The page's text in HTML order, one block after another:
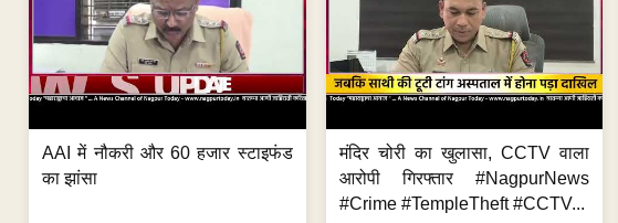
AAI में नौकरी और 60 हजार स्टाइफंड
का झांसा
मंदिर चोरी का खुलासा, CCTV वाला
आरोपी गिरफ्तार #NagpurNews
#Crime #TempleTheft #CCTV...